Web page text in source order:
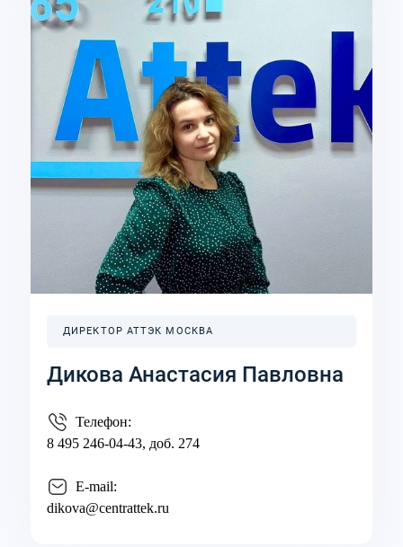
ДИРЕКТОР АТТЭК МОСКВА
Дикова Анастасия Павловна
Телефон:
8 495 246-04-43, доб. 274
E-mail:
dikova@centrattek.ru